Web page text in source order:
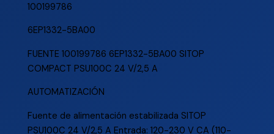
100199786
6EP1332-5BA00
FUENTE 100199786 6EP1332-5BA00 SITOP
COMPACT PSU100C 24 V/2,5 A
AUTOMATIZACIÓN
Fuente de alimentación estabilizada SITOP
PSU100C 24 V/2,5 A Entrada: 120-230 V CA (110-